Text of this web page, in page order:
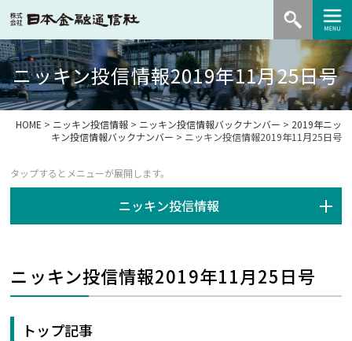
ニッキン投信情報2019年11月25日号
HOME > ニッキン投信情報> ニッキン投信情報バックナンバー > 2019年ニッ
キン投信情報バックナンバー > ニッキン投信情報2019年11月25日号
ニッキン投信情報
ニッキン投信情報2019年11月25日号
トップ記事